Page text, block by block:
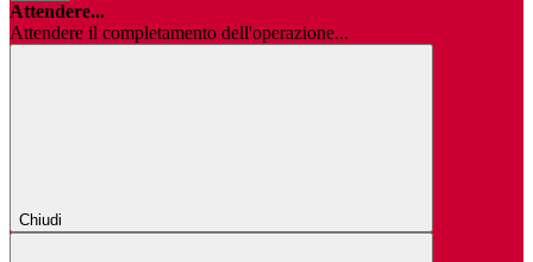
Attendere...
Attendere il completamento dell'operazione...
Chiudi